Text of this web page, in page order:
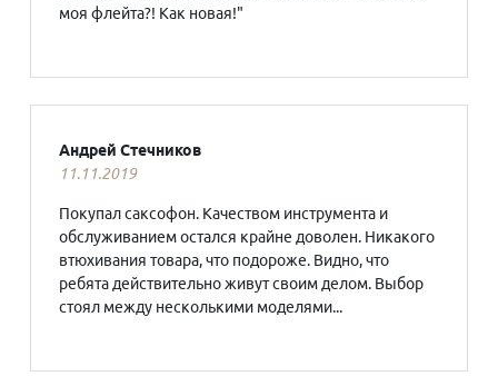
моя флейта?! Как новая!"
Андрей Стечников
11.11.2019
Покупал саксофон. Качеством инструмента и
обслуживанием остался крайне доволен. Никакого
втюхивания товара, что подороже. Видно, что
ребята действительно живут своим делом. Выбор
стоял между несколькими моделями...